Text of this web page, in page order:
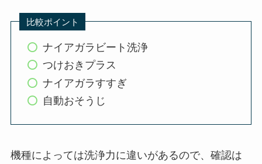
比較ポイント
ナイアガラビート洗浄
つけおきプラス
ナイアガラすすぎ
自動おそうじ
機種によっては洗浄力に違いがあるので、確認は